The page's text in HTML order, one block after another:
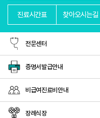
진료시간표 찾아오시는길
전문센터
증명서발급안내
비급여진료비안내
장례식장